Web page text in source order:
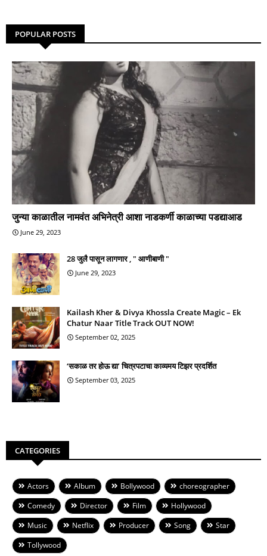
POPULAR POSTS
जुन्या काळातील नामवंत अभिनेत्री आशा नाडकर्णी काळाच्या पडद्याआड
June 29, 2023
28 जुलै पासून लागणार , " आणीबाणी "
June 29, 2023
Kailash Kher & Divya Khossla Create Magic – Ek
Chatur Naar Title Track OUT NOW!
September 02, 2025
‘सकाळ तर होऊ द्या’ चित्रपटाचा काव्यमय टिझर प्रदर्शित
September 03, 2025
CATEGORIES
Actors Album Bollywood
choreographer
Comedy
Director Film
Hollywood
Music
Netflix Producer Song
Star
Tollywood